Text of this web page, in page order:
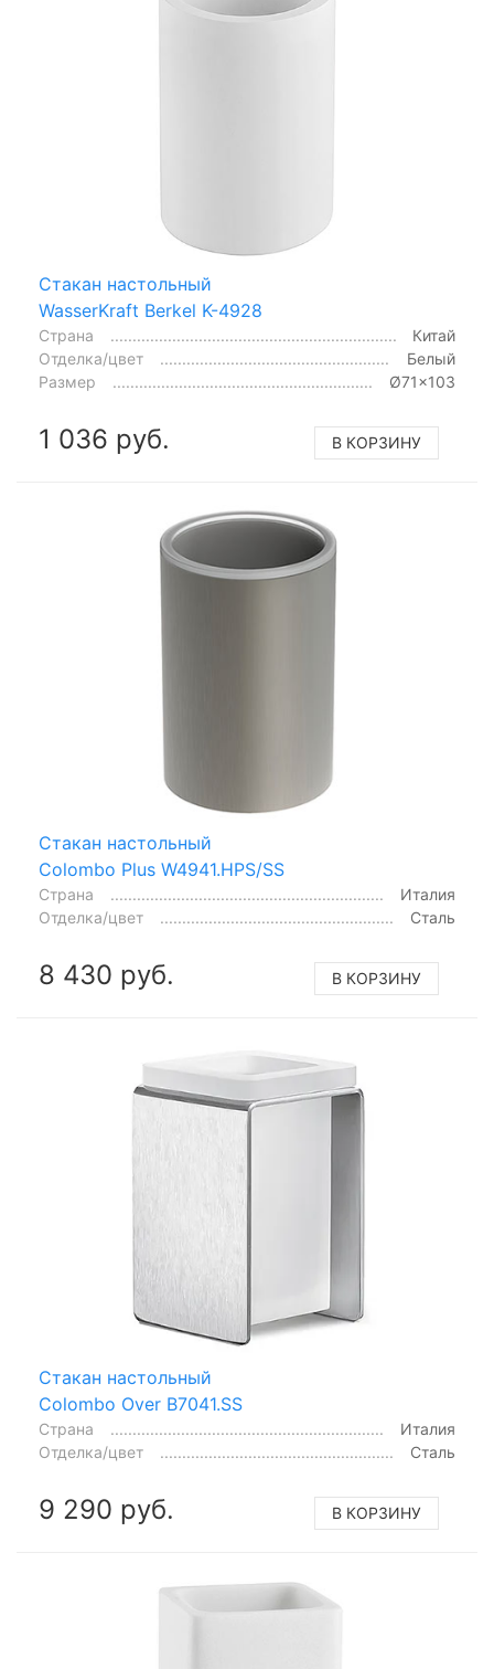
Стакан настольный
WasserKraft Berkel K-4928
Страна
Китай
Отделка/цвет
Белый
Размер
Ø71x103
1 036 руб. В КОРЗИНУ
Стакан настольный
Colombo Plus W4941.HPS/SS
Страна
Италия
Отделка/цвет
Сталь
8 430 руб. В КОРЗИНУ
Стакан настольный
Colombo Over B7041.SS
Страна
Италия
Отделка/цвет
Сталь
9 290 руб. В КОРЗИНУ